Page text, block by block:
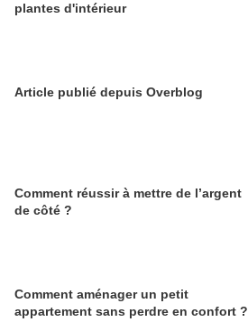
plantes d'intérieur
Article publié depuis Overblog
Comment réussir à mettre de l’argent
de côté ?
Comment aménager un petit
appartement sans perdre en confort ?